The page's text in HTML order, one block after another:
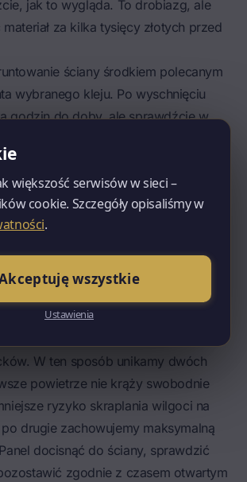
jak to wygląda. To drobiazg, ale
za kilka tysięcy złotych przed
ściany środkiem polecanym
wybranego kleju. Po wyschnięciu
godzin do doby, ale sprawdźcie w
Klej montażowy nakłada się na
– to ważne. W przypadku małych
wystarczy nałożyć klej grzbietem
na całej powierzchni pleców panelu
jest tak zwane klejenie
kilka placków w środku, dokładnie tak
styropianu na elewacji – po
nakładamy ciągłą ramkę kleju, a w
W ten sposób unikamy dwóch
powietrze nie krąży swobodnie
ryzyko skraplania wilgoci na
drugie zachowujemy maksymalną
docisnąć do ściany, sprawdzić
zgodnie z czasem otwartym
większość serwisów w sieci –
cookie. Szczegóły opisaliśmy w
.
wszystkie
Ustawienia